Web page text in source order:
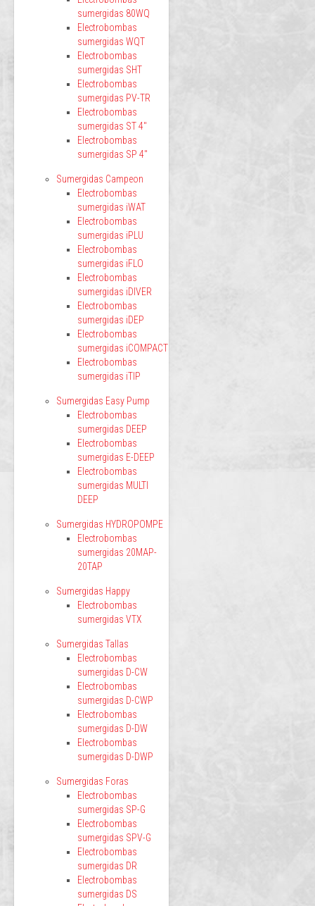
sumergidas 80WQ
Electrobombas
sumergidas WQT
Electrobombas
sumergidas SHT
Electrobombas
sumergidas PV-TR
Electrobombas
sumergidas ST 4"
Electrobombas
sumergidas SP 4"
Sumergidas Campeon
Electrobombas
sumergidas iWAT
Electrobombas
sumergidas iPLU
Electrobombas
sumergidas iFLO
Electrobombas
sumergidas iDIVER
Electrobombas
sumergidas iDEP
Electrobombas
sumergidas iCOMPACT
Electrobombas
sumergidas iTIP
Sumergidas Easy Pump
Electrobombas
sumergidas DEEP
Electrobombas
sumergidas E-DEEP
Electrobombas
sumergidas MULTI
DEEP
Sumergidas HYDROPOMPE
Electrobombas
sumergidas 20MAP-
20TAP
Sumergidas Happy
Electrobombas
sumergidas VTX
Sumergidas Tallas
Electrobombas
sumergidas D-CW
Electrobombas
sumergidas D-CWP
Electrobombas
sumergidas D-DW
Electrobombas
sumergidas D-DWP
Sumergidas Foras
Electrobombas
sumergidas SP-G
Electrobombas
sumergidas SPV-G
Electrobombas
sumergidas DR
Electrobombas
sumergidas DS